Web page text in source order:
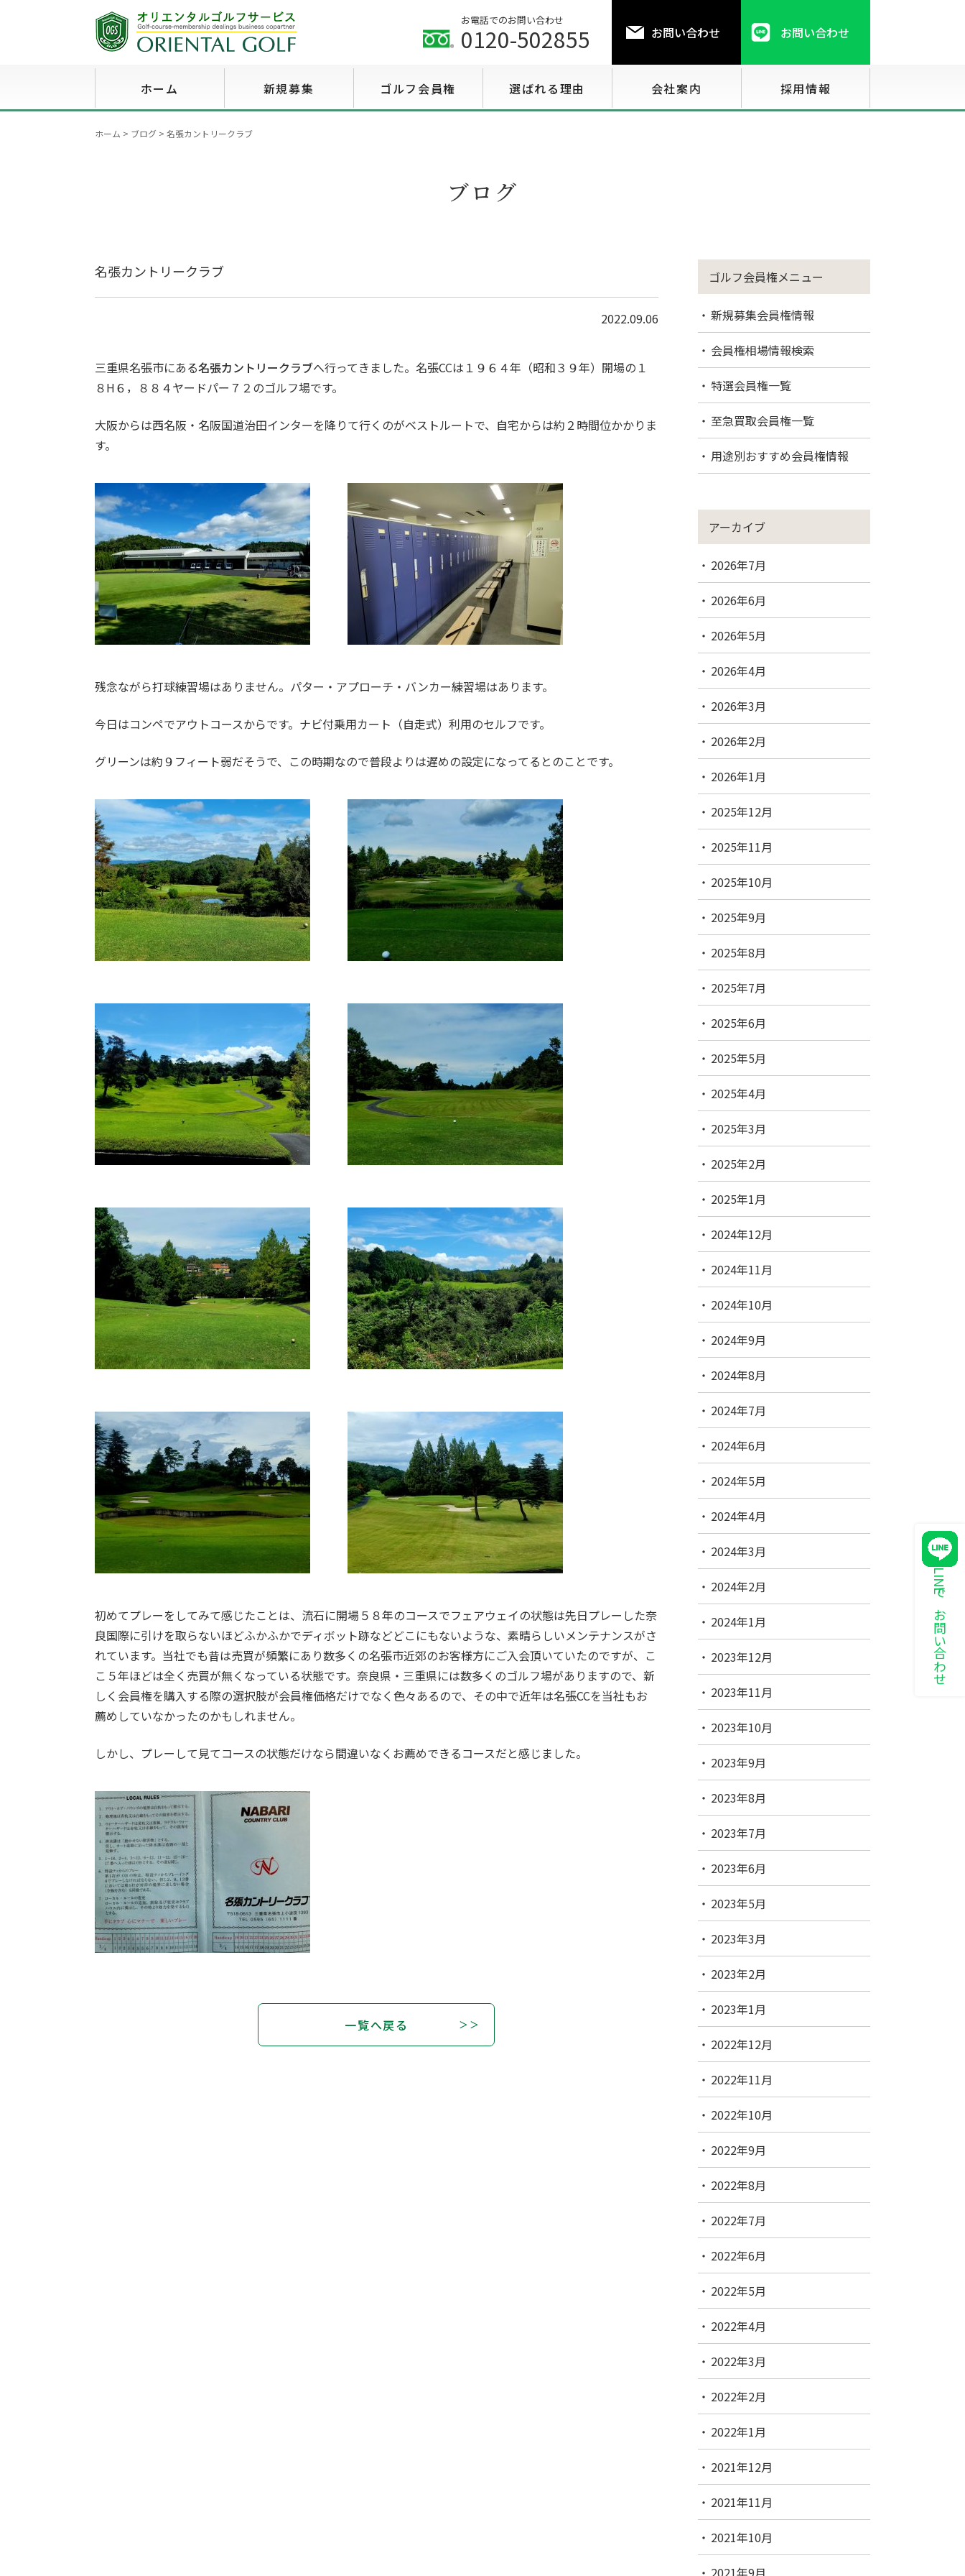
お電話でのお問い合わせ
0120-502855 お問い合わせ お問い合わせ
ホーム 新規募集 ゴルフ会員権
至急買い会員権情報
選ばれる理由 会社案内 採用情報
LINEでお問い合わせ
ホーム > ブログ > 名張カントリークラブ
ブログ
名張カントリークラブ
2022.09.06
三重県名張市にある名張カントリークラブへ行ってきました。名張CCは１９６４年（昭和３９年）開場の１
８H６，８８４ヤードパー７２のゴルフ場です。
大阪からは西名阪・名阪国道治田インターを降りて行くのがベストルートで、自宅からは約２時間位かかりま
す。
残念ながら打球練習場はありません。パター・アプローチ・バンカー練習場はあります。
今日はコンペでアウトコースからです。ナビ付乗用カート（自走式）利用のセルフです。
グリーンは約９フィート弱だそうで、この時期なので普段よりは遅めの設定になってるとのことです。
初めてプレーをしてみて感じたことは、流石に開場５８年のコースでフェアウェイの状態は先日プレーした奈
良国際に引けを取らないほどふかふかでディボット跡などどこにもないような、素晴らしいメンテナンスがさ
れています。当社でも昔は売買が頻繁にあり数多くの名張市近郊のお客様方にご入会頂いていたのですが、こ
こ５年ほどは全く売買が無くなっている状態です。奈良県・三重県には数多くのゴルフ場がありますので、新
しく会員権を購入する際の選択肢が会員権価格だけでなく色々あるので、その中で近年は名張CCを当社もお
薦めしていなかったのかもしれません。
しかし、プレーして見てコースの状態だけなら間違いなくお薦めできるコースだと感じました。
一覧へ戻る
ゴルフ会員権メニュー
新規募集会員権情報
会員権相場情報検索
特選会員権一覧
至急買取会員権一覧
用途別おすすめ会員権情報
アーカイブ
2026年7月
2026年6月
2026年5月
2026年4月
2026年3月
2026年2月
2026年1月
2025年12月
2025年11月
2025年10月
2025年9月
2025年8月
2025年7月
2025年6月
2025年5月
2025年4月
2025年3月
2025年2月
2025年1月
2024年12月
2024年11月
2024年10月
2024年9月
2024年8月
2024年7月
2024年6月
2024年5月
2024年4月
2024年3月
2024年2月
2024年1月
2023年12月
2023年11月
2023年10月
2023年9月
2023年8月
2023年7月
2023年6月
2023年5月
2023年3月
2023年2月
2023年1月
2022年12月
2022年11月
2022年10月
2022年9月
2022年8月
2022年7月
2022年6月
2022年5月
2022年4月
2022年3月
2022年2月
2022年1月
2021年12月
2021年11月
2021年10月
2021年9月